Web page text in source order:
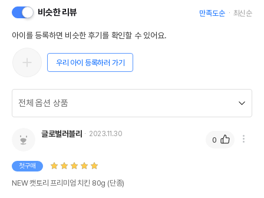
비슷한 리뷰 만족도순 최신순
아이를 등록하면 비슷한 후기를 확인할 수 있어요.
우리 아이 등록하러 가기
글로벌러블리 2023.11.30
첫구매
NEW 캣토리 프리미엄 치킨 80g (단종)
0